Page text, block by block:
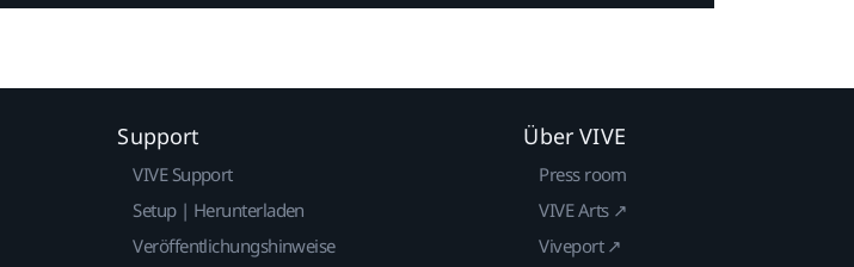
Support
VIVE Support
Setup | Herunterladen
Veröffentlichungshinweise
Über VIVE
Press room
VIVE Arts ↗
Viveport ↗